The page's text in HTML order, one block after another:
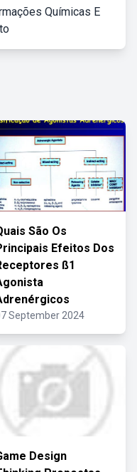
Químicas E
São Os
Efeitos Dos
ß1
September 2024
Design